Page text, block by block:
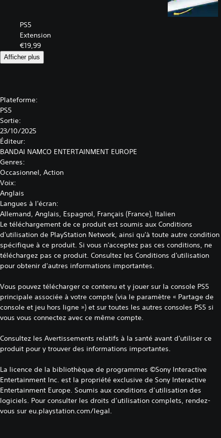
PS5
Extension
€19,99
Afficher plus
Plateforme:
PS5
Sortie:
23/10/2025
Éditeur:
BANDAI NAMCO ENTERTAINMENT EUROPE
Genres:
Occasionnel, Action
Voix:
Anglais
Langues à l'écran:
Allemand, Anglais, Espagnol, Français (France), Italien
Le téléchargement de ce produit est soumis aux Conditions
d'utilisation de PlayStation Network, ainsi qu'à toute autre condition
spécifique à ce produit. Si vous n'acceptez pas ces conditions, ne
téléchargez pas ce produit. Consultez les Conditions d'utilisation
pour obtenir d'autres informations importantes.
Vous pouvez télécharger ce contenu et y jouer sur la console PS5
principale associée à votre compte (via le paramètre « Partage de
console et jeu hors ligne ») et sur toutes les autres consoles PS5 si
vous vous connectez avec ce même compte.
Consultez les Avertissements relatifs à la santé avant d'utiliser ce
produit pour y trouver des informations importantes.
La licence de la bibliothèque de programmes ©Sony Interactive
Entertainment Inc. est la propriété exclusive de Sony Interactive
Entertainment Europe. Soumis aux conditions d’utilisation des
logiciels. Pour consulter les droits d’utilisation complets, rendez-
vous sur eu.playstation.com/legal.